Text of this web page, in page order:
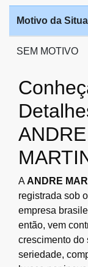
Motivo da
SEM MOTIVO
AANDRE
registrada sob
empresa
então, vem
crescimento do
seriedade,